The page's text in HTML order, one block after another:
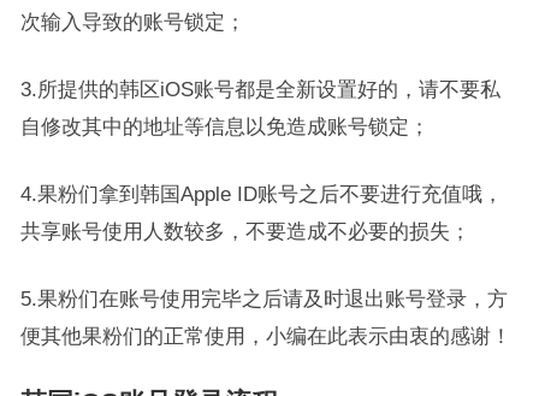
次输入导致的账号锁定；
3.所提供的韩区iOS账号都是全新设置好的，请不要私
自修改其中的地址等信息以免造成账号锁定；
4.果粉们拿到韩国Apple ID账号之后不要进行充值哦，
共享账号使用人数较多，不要造成不必要的损失；
5.果粉们在账号使用完毕之后请及时退出账号登录，方
便其他果粉们的正常使用，小编在此表示由衷的感谢！